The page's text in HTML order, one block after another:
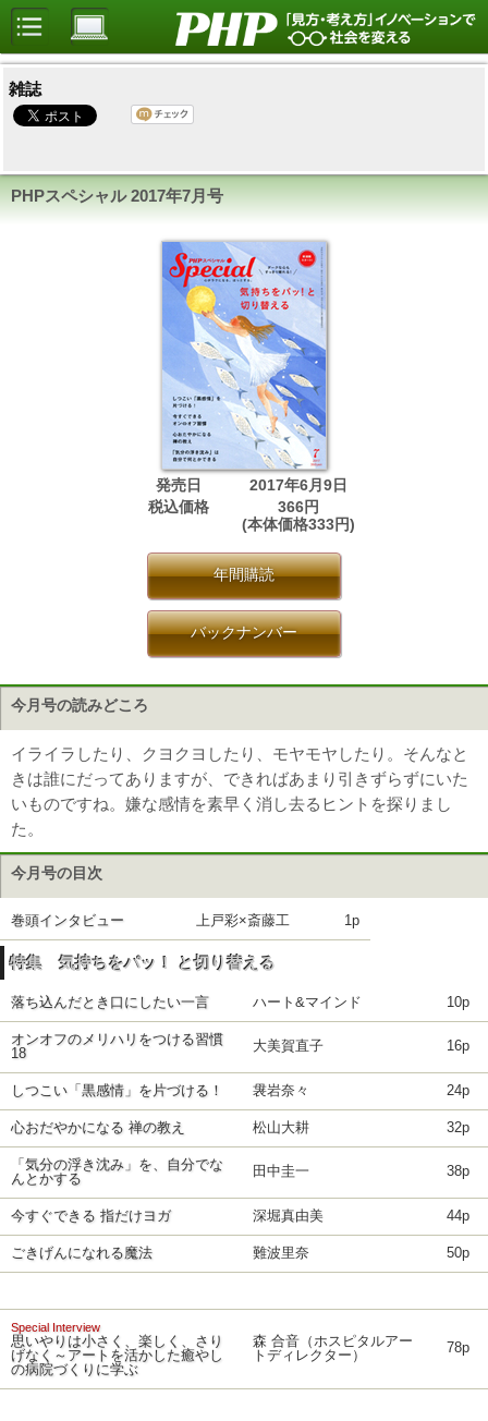
雑誌
PHPスペシャル2017年7月号
発売日
2017年6月9日
税込価格
366円
(本体価格333円)
年間購読
バックナンバー
今月号の読みどころ
イライラしたり、クヨクヨしたり、モヤモヤしたり。そんなと
きは誰にだってありますが、できればあまり引きずらずにいた
いものですね。嫌な感情を素早く消し去るヒントを探りまし
た。
今月号の目次
巻頭インタビュー 上戸彩×斎藤工 1p
特集 気持ちをパッ！ と切り替える
落ち込んだとき口にしたい一言 ハート&マインド 10p
オンオフのメリハリをつける習慣
18
大美賀直子 16p
しつこい「黒感情」を片づける！ 袰岩奈々 24p
心おだやかになる 禅の教え 松山大耕 32p
「気分の浮き沈み」を、自分でな
んとかする
田中圭一 38p
今すぐできる 指だけヨガ 深堀真由美 44p
ごきげんになれる魔法 難波里奈 50p
Special Interview
思いやりは小さく、楽しく、さり
げなく～アートを活かした癒やし
の病院づくりに学ぶ
森 合音（ホスピタルアー
トディレクター）
78p